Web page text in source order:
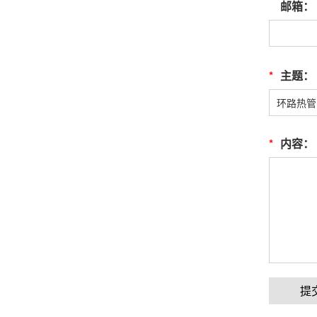
邮箱：
* 主题：
* 内容：
提